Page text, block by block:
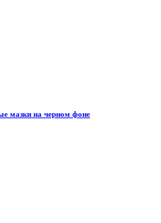
мазки на черном фоне